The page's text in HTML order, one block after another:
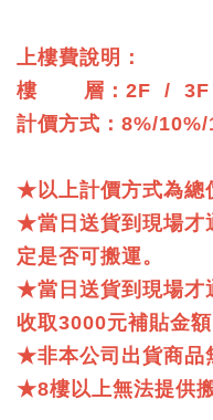
上樓費說明：
樓 層：2F / 3F
計價方式：8%/
★以上計價方式為總
★當日送貨到現場才
定是否可搬運。
★當日送貨到現場才
收取3000元補貼金額
★非本公司出貨商品
★8樓以上無法提供